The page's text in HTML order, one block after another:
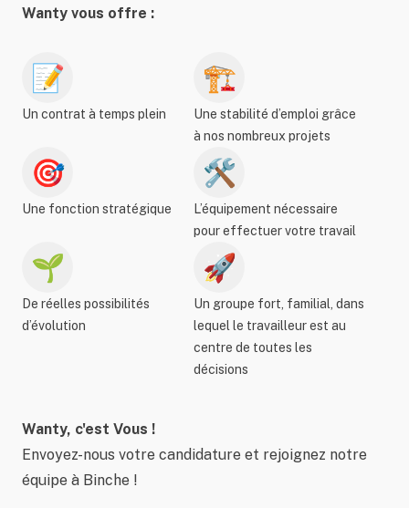
Wanty vous offre :
📝
Un contrat à temps plein
🏗️
Une stabilité d’emploi grâce
à nos nombreux projets
🎯
Une fonction stratégique
🛠️
L’équipement nécessaire
pour effectuer votre travail
🌱
De réelles possibilités
d’évolution
🚀
Un groupe fort, familial, dans
lequel le travailleur est au
centre de toutes les
décisions
Wanty, c'est Vous !
Envoyez-nous votre candidature et rejoignez notre
équipe à Binche !